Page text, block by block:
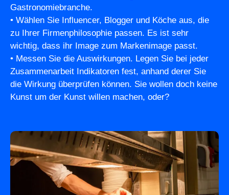
Gastronomiebranche.
• Wählen Sie Influencer, Blogger und Köche aus, die
zu Ihrer Firmenphilosophie passen. Es ist sehr
wichtig, dass ihr Image zum Markenimage passt.
• Messen Sie die Auswirkungen. Legen Sie bei jeder
Zusammenarbeit Indikatoren fest, anhand derer Sie
die Wirkung überprüfen können. Sie wollen doch keine
Kunst um der Kunst willen machen, oder?